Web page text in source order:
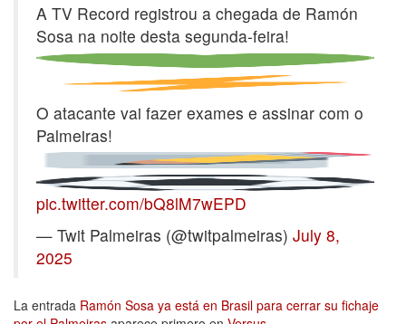
A TV Record registrou a chegada de Ramón
Sosa na noite desta segunda-feira!
O atacante vai fazer exames e assinar com o
Palmeiras!
pic.twitter.com/bQ8lM7wEPD
— Twit Palmeiras (@twitpalmeiras) July 8,
2025
La entrada Ramón Sosa ya está en Brasil para cerrar su fichaje